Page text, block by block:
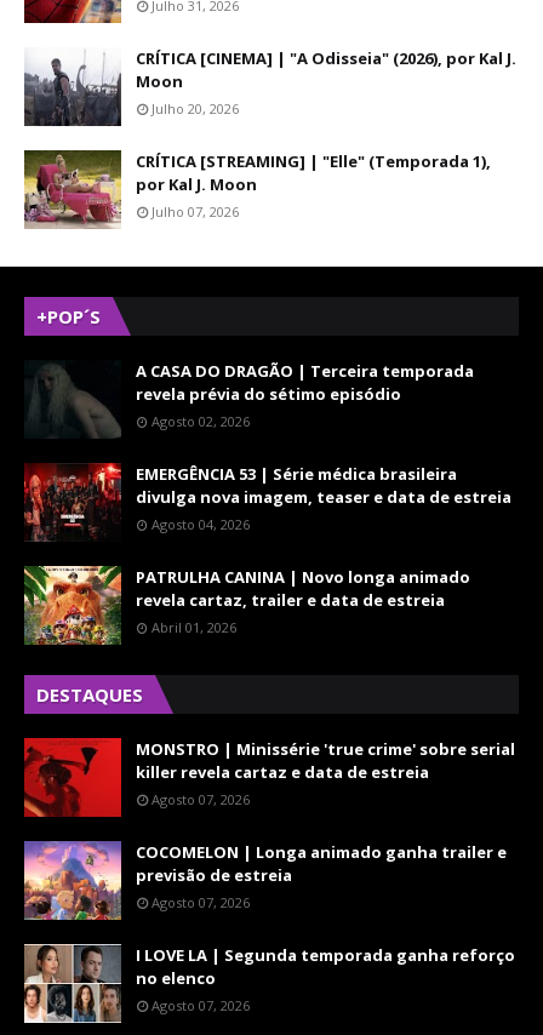
Julho 31, 2026
CRÍTICA [CINEMA] | "A Odisseia" (2026), por Kal J.
Moon
Julho 20, 2026
CRÍTICA [STREAMING] | "Elle" (Temporada 1),
por Kal J. Moon
Julho 07, 2026
+POP´S
A CASA DO DRAGÃO | Terceira temporada
revela prévia do sétimo episódio
Agosto 02, 2026
EMERGÊNCIA 53 | Série médica brasileira
divulga nova imagem, teaser e data de estreia
Agosto 04, 2026
PATRULHA CANINA | Novo longa animado
revela cartaz, trailer e data de estreia
Abril 01, 2026
DESTAQUES
MONSTRO | Minissérie 'true crime' sobre serial
killer revela cartaz e data de estreia
Agosto 07, 2026
COCOMELON | Longa animado ganha trailer e
previsão de estreia
Agosto 07, 2026
I LOVE LA | Segunda temporada ganha reforço
no elenco
Agosto 07, 2026